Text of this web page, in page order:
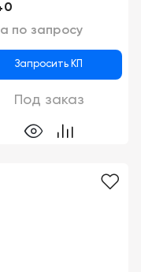
по запросу
Запросить КП
Под заказ